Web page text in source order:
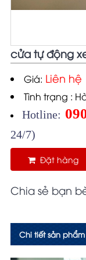
cửa tự động
Giá: Liên hệ
Tình trạng :
Hotline:
24/7)
Đặt hàng
Chia sẻ bạn
Chi tiết sản phẩm